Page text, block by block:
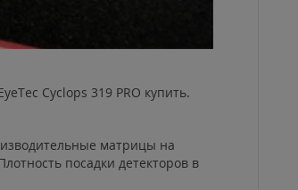
Cyclops 319 PRO купить.
матрицы на
посадки детекторов в